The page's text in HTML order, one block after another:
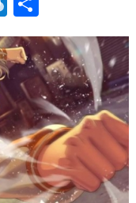
ai
n
d
ro
p.
io
有